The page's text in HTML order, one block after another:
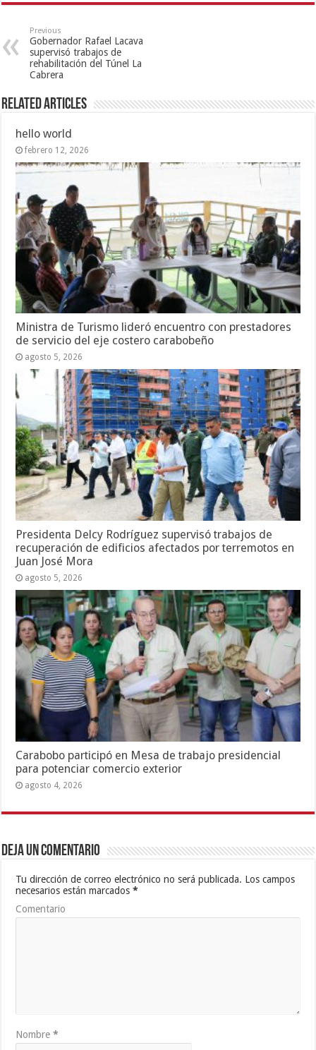
Previous
Gobernador Rafael Lacava
supervisó trabajos de
rehabilitación del Túnel La
Cabrera
Related Articles
hello world
febrero 12, 2026
Ministra de Turismo lideró encuentro con prestadores
de servicio del eje costero carabobeño
agosto 5, 2026
Presidenta Delcy Rodríguez supervisó trabajos de
recuperación de edificios afectados por terremotos en
Juan José Mora
agosto 5, 2026
Carabobo participó en Mesa de trabajo presidencial
para potenciar comercio exterior
agosto 4, 2026
Deja un comentario
Tu dirección de correo electrónico no será publicada. Los campos
necesarios están marcados*
Comentario
Nombre*